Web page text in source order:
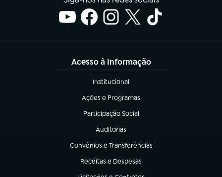
Acesso à Informação
Institucional
(abre em nova aba)
Ações e Programas
(abre em nova aba)
Participação Social
(abre em nova aba)
Auditorias
(abre em nova aba)
Convênios e Transferências
(abre em nova aba)
Receitas e Despesas
(abre em nova aba)